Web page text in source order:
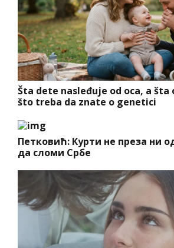
Šta dete nasleđuje od oca, a šta
što treba da znate o genetici
Петковић: Курти не преза ни
да сломи Србе